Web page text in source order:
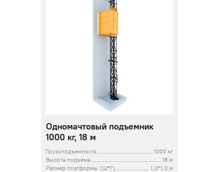
Одномачтовый подъемник
1000 кг, 18 м
Грузоподъемность
1000 кг
Высота подъема
18 м
Размер платформы (Ш*Г)
1,0*1,0 м